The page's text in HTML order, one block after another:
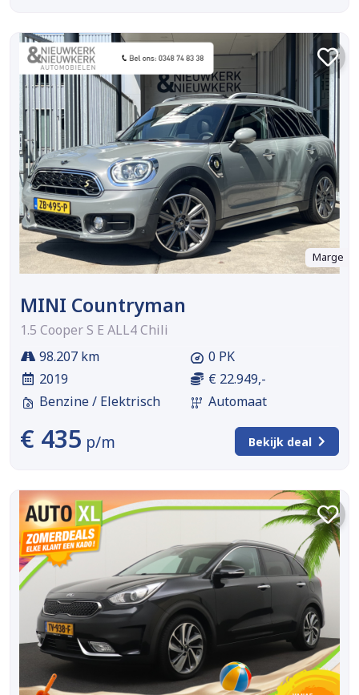
Marge
MINI Countryman
1.5 Cooper S E ALL4 Chili
98.207 km
2019
Benzine / Elektrisch
0 PK
€ 22.949,-
Automaat
€ 435 p/m Bekijk deal